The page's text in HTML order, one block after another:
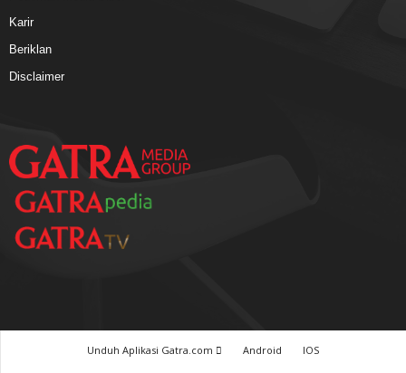
Karir
Beriklan
Disclaimer
Unduh Aplikasi Gatra.com Android
IOS